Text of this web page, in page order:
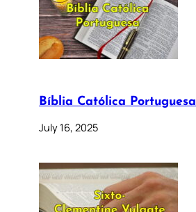
Bíblia Católica Portuguesa
July 16, 2025